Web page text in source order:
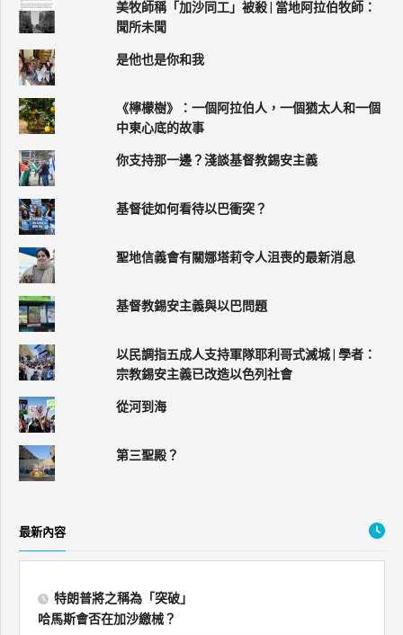
美牧師稱「加沙同工」被殺 | 當地阿拉伯牧師：
聞所未聞
是他也是你和我
《檸檬樹》：一個阿拉伯人，一個猶太人和一個
中東心底的故事
你支持那一邊？淺談基督教錫安主義
基督徒如何看待以巴衝突？
聖地信義會有關娜塔莉令人沮喪的最新消息
基督教錫安主義與以巴問題
以民調指五成人支持軍隊耶利哥式滅城 | 學者：
宗教錫安主義已改造以色列社會
從河到海
第三聖殿？
最新內容
特朗普將之稱為「突破」
哈馬斯會否在加沙繳械？